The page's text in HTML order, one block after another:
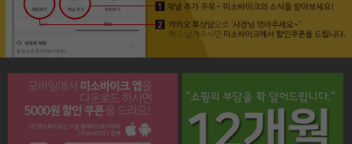
페이코 라이프